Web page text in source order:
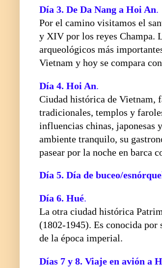
Día 3. De Da Nang a Hoi An.
Por el camino visitamos el
y XIV por los reyes Champa.
arqueológicos más
Vietnam y hoy se compara
Día 4. Hoi An.
Ciudad histórica de Vietnam,
tradicionales, templos y
influencias chinas, japonesas
ambiente tranquilo, su
pasear por la noche en barca
Día 5. Día de buceo/
Día 6. Hué.
La otra ciudad histórica
(1802-1945). Es conocida por
de la época imperial.
Días 7 y 8. Viaje en avión a